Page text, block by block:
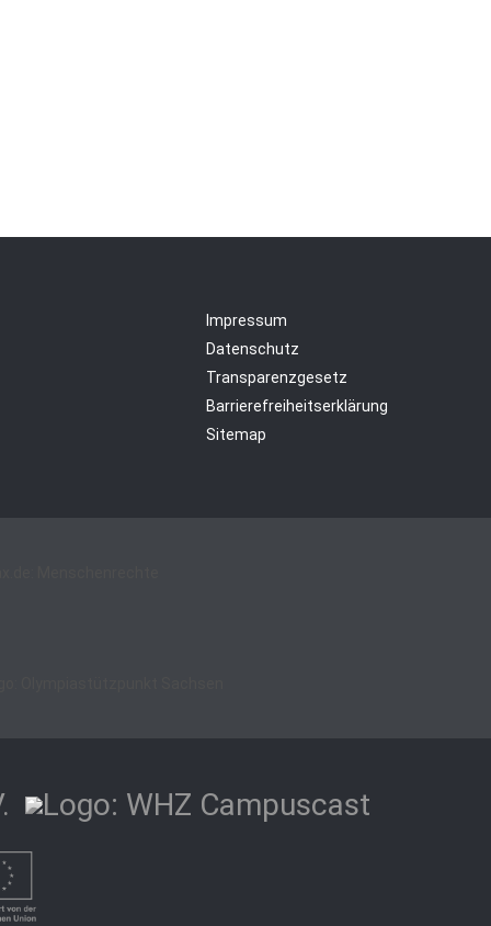
Impressum
Datenschutz
Transparenzgesetz
Barrierefreiheitserklärung
Sitemap